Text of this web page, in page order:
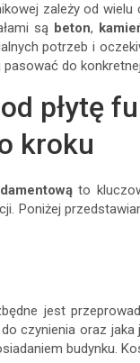
zależy od
są beton,
potrzeb i
do
płytę
kroku
to
Poniżej
jest
czynienia oraz
budynku.